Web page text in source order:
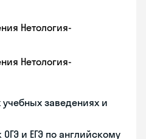
Нетология-
Нетология-
заведениях и
ОГЭ и ЕГЭ по английскому